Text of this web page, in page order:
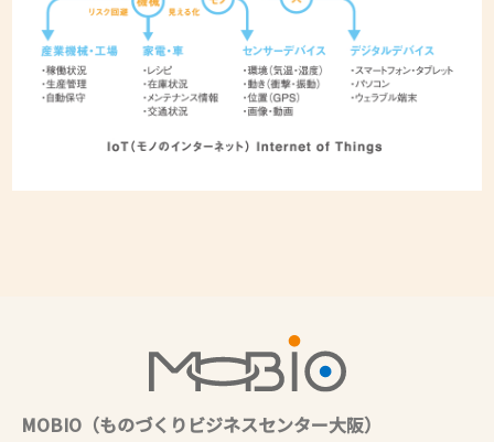
MOBIO（ものづくりビジネスセンター大阪）